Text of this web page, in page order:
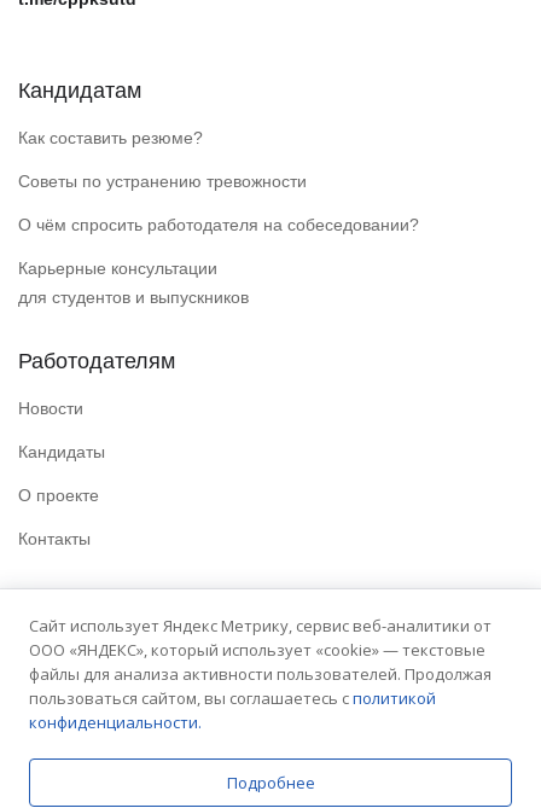
Кандидатам
Как составить резюме?
Советы по устранению тревожности
О чём спросить работодателя на собеседовании?
Карьерные консультации
для студентов и выпускников
Работодателям
Новости
Кандидаты
О проекте
Контакты
Политика конфиденциальности
Условия использования
Сайт университета
Сайт использует Яндекс Метрику, сервис веб-аналитики от
ООО «ЯНДЕКС», который использует «cookie» — текстовые
файлы для анализа активности пользователей. Продолжая
пользоваться сайтом, вы соглашаетесь сполитикой
конфиденциальности.
Подробнее